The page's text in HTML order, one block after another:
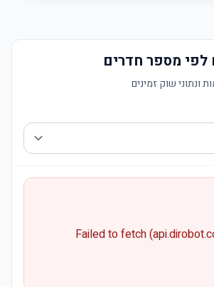
לפי מספר חדרים
ונתוני שוק זמינים
Failed to fetch